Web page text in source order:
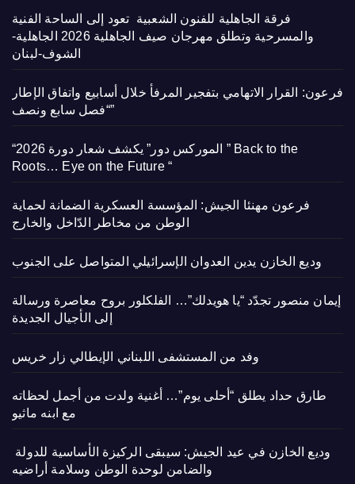
فرقة الجاهلية للفنون الشعبية تعود إلى الساحة الفنية
والمسرحية وتطلق مهرجان صيف الجاهلية 2026 الجاهلية-
الشوف-لبنان
فرعون: القرار الاتهامي بتفجير المرفأ خلال أسابيع واتفاق الإطار
“فصل سابع ونصف”
“الموركس دور” يكشف شعار دورة 2026 ” Back to the
Roots… Eye on the Future “
فرعون مهنئا الجيش: المؤسسة العسكرية الضمانة لحماية
الوطن من مخاطر الدّاخل والخارج
وديع الخازن يدين العدوان الإسرائيلي المتواصل على الجنوب
إيمان منصور تجدّد “يا هويدلك”… الفلكلور بروح معاصرة ورسالة
إلى الأجيال الجديدة
وفد من المستشفى اللبناني الإيطالي زار خريس
طارق حداد يطلق “أحلى يوم”… أغنية ولدت من أجمل لحظاته
مع ابنه ماثيو
والضامن لوحدة الوطن وسلامة أراضيه